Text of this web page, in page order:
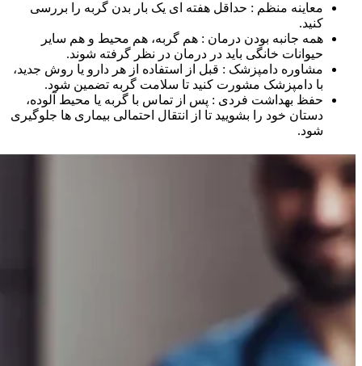
معاینه منظم : حداقل هفته‌ ای یک بار بدن گربه را بررسی
کنید.
همه جانبه بودن درمان : هم گربه، هم محیط و هم سایر
حیوانات خانگی باید در درمان در نظر گرفته شوند.
مشاوره دامپزشک : قبل از استفاده از هر دارو یا روش جدید،
با دامپزشک مشورت کنید تا سلامت گربه تضمین شود.
حفظ بهداشت فردی : پس از تماس با گربه یا محیط آلوده،
دستان خود را بشویید تا از انتقال احتمالی بیماری‌ ها جلوگیری
شود.